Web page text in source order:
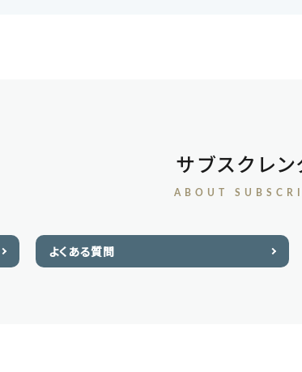
サブスクレ
ABOUT
よくある質問